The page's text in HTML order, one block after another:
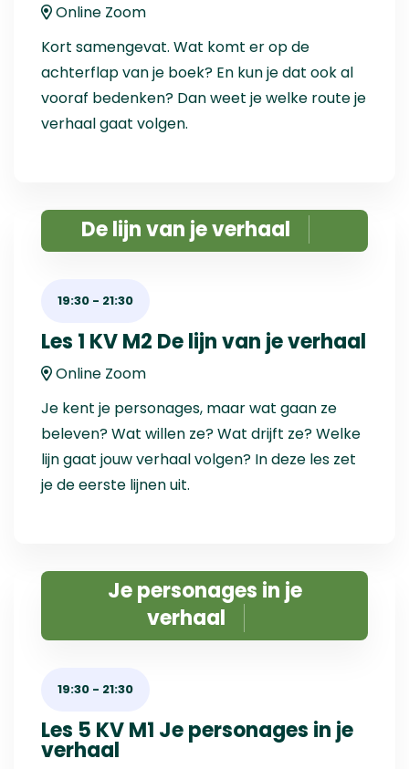
Online Zoom
Kort samengevat. Wat komt er op de
achterflap van je boek? En kun je dat ook al
vooraf bedenken? Dan weet je welke route je
verhaal gaat volgen.
De lijn van je verhaal
19:30 - 21:30
Les 1 KV M2 De lijn van je verhaal
Online Zoom
Je kent je personages, maar wat gaan ze
beleven? Wat willen ze? Wat drijft ze? Welke
lijn gaat jouw verhaal volgen? In deze les zet
je de eerste lijnen uit.
Je personages in je
verhaal
19:30 - 21:30
Les 5 KV M1 Je personages in je
verhaal